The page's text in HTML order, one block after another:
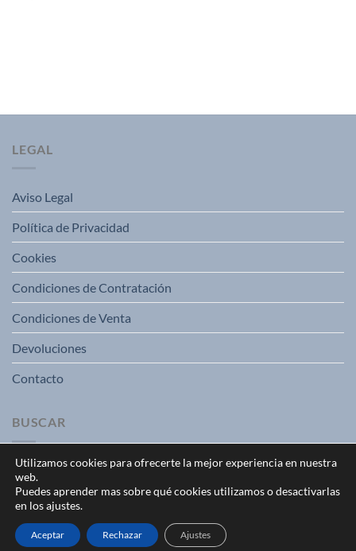
LEGAL
Aviso Legal
Política de Privacidad
Cookies
Condiciones de Contratación
Condiciones de Venta
Devoluciones
Contacto
BUSCAR
Copyright 2026 © Ferreteria Gocasa
Utilizamos cookies para ofrecerte la mejor experiencia en nuestra
web.
Puedes aprender mas sobre qué cookies utilizamos o desactivarlas
en los ajustes.
Aceptar Rechazar Ajustes